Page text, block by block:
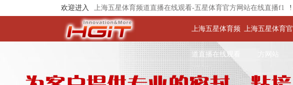
欢迎进入 上海五星体育频道直播在线观看-五星体育官方网站在线直播f1 !
上海五星体育频
道直播在线观看
上海五星体育官